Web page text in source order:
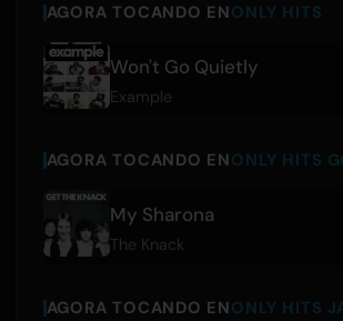
AGORA TOCANDO ENONLY HITS
Won't Go Quietly
Example
AGORA TOCANDO ENONLY HITS
My Sharona
The Knack
AGORA TOCANDO ENONLY HITS